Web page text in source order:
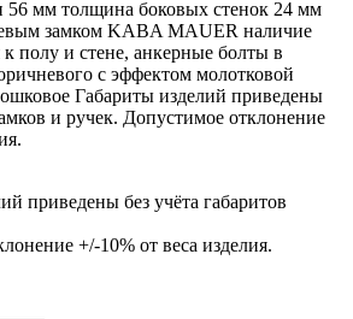
56 мм толщина боковых стенок 24 мм
замком KABA MAUER наличие
полу и стене, анкерные болты в
с эффектом молотковой
Габариты изделий приведены
и ручек. Допустимое отклонение
приведены без учёта габаритов
+/-10% от веса изделия.